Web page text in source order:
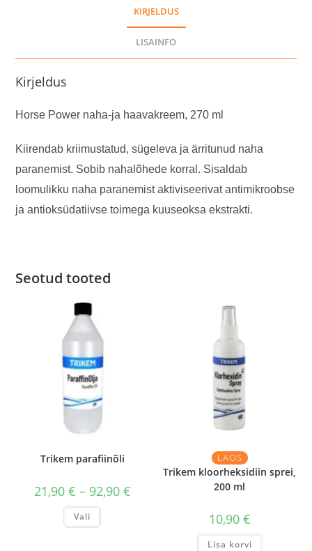
KIRJELDUS
LISAINFO
Kirjeldus
Horse Power naha-ja haavakreem, 270 ml
Kiirendab kriimustatud, sügeleva ja ärritunud naha
paranemist. Sobib nahalõhede korral. Sisaldab
loomulikku naha paranemist aktiviseerivat antimikroobse
ja antioksüdatiivse toimega kuuseoksa ekstrakti.
Seotud tooted
Trikem parafiinõli
21,90 € – 92,90 €Hinnavahemik:
21,90 €
Vali
Sellel
on
LAOS
Trikem kloorheksidiin sprei,
200 ml
10,90 €
Lisa korvi